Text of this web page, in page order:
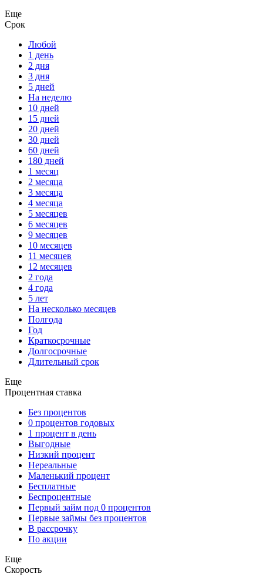
Еще
Срок
Любой
1 день
2 дня
3 дня
5 дней
На неделю
10 дней
15 дней
20 дней
30 дней
60 дней
180 дней
1 месяц
2 месяца
3 месяца
4 месяца
5 месяцев
6 месяцев
9 месяцев
10 месяцев
11 месяцев
12 месяцев
2 года
4 года
5 лет
На несколько месяцев
Полгода
Год
Краткосрочные
Долгосрочные
Длительный срок
Еще
Процентная ставка
Без процентов
0 процентов годовых
1 процент в день
Выгодные
Низкий процент
Нереальные
Маленький процент
Бесплатные
Беспроцентные
Первый займ под 0 процентов
Первые займы без процентов
В рассрочку
По акции
Еще
Скорость